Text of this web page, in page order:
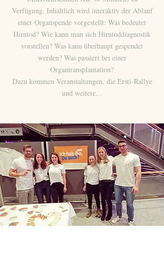
Verfügung. Inhaltlich wird interaktiv der Ablauf
einer Organspende vorgestellt: Was bedeutet
Hirntod? Wie kann man sich Hirntoddiagnostik
vorstellen? Was kann überhaupt gespendet
werden? Was passiert bei einer
Organtransplantation?
Dazu kommen Veranstaltungen, die Ersti-Rallye
und weitere...